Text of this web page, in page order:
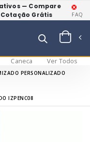
— Compare
Grátis
FAQ
Caneca Ver Todos
PERSONALIZADO
IZPENC08